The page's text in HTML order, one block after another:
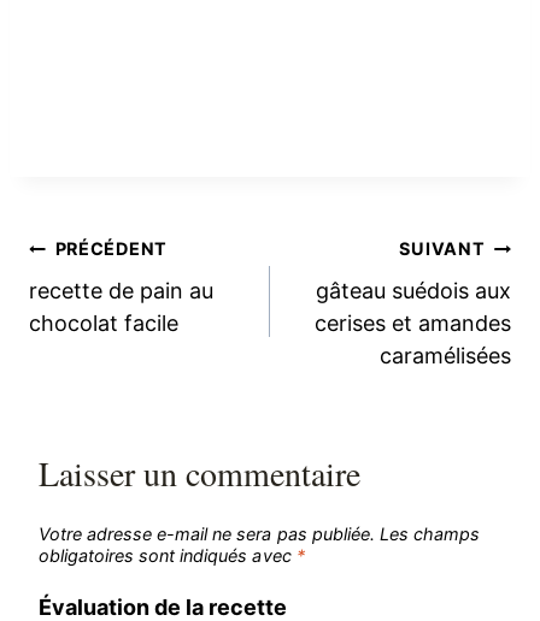
Navigation
de
PRÉCÉDENT
recette de pain au
chocolat facile
SUIVANT
gâteau suédois aux
cerises et amandes
caramélisées
Laisser un commentaire
Votre adresse e-mail ne sera pas publiée. Les champs
obligatoires sont indiqués avec *
Évaluation de la recette